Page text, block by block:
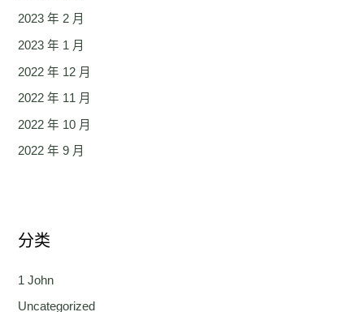
2023 年 2 月
2023 年 1 月
2022 年 12 月
2022 年 11 月
2022 年 10 月
2022 年 9 月
分类
1 John
Uncategorized